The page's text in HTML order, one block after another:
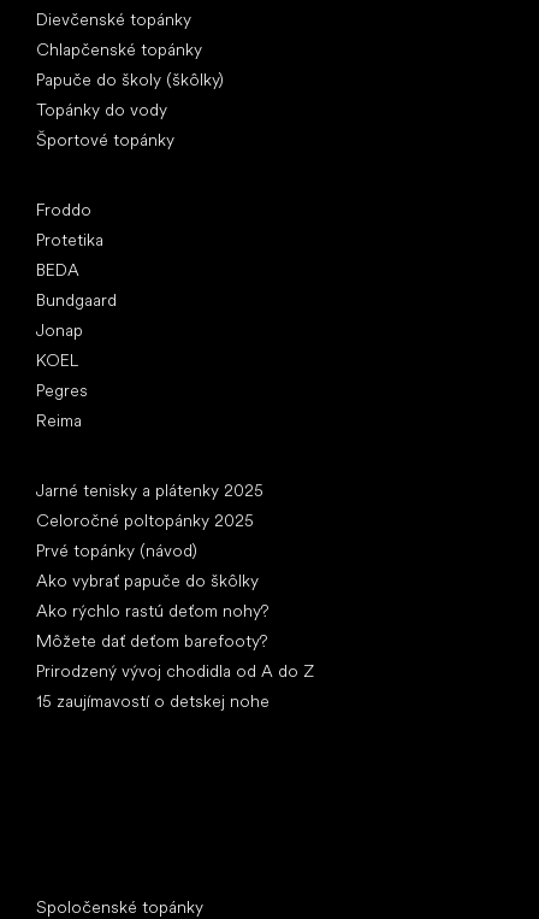
Dievčenské topánky
Chlapčenské topánky
Papuče do školy (škôlky)
Topánky do vody
Športové topánky
Froddo
Protetika
BEDA
Bundgaard
Jonap
KOEL
Pegres
Reima
Jarné tenisky a plátenky 2025
Celoročné poltopánky 2025
Prvé topánky (návod)
Ako vybrať papuče do škôlky
Ako rýchlo rastú deťom nohy?
Môžete dať deťom barefooty?
Prirodzený vývoj chodidla od A do Z
15 zaujímavostí o detskej nohe
Spoločenské topánky